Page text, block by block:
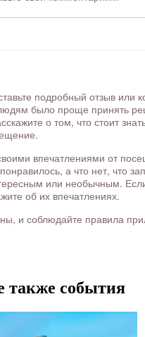
подробный отзыв или
было проще принять
о том, что стоит
впечатлениями от
а что нет, что
или необычным.
об их впечатлениях.
и соблюдайте правила
также события